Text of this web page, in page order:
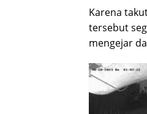
Karena
tersebut
mengejar